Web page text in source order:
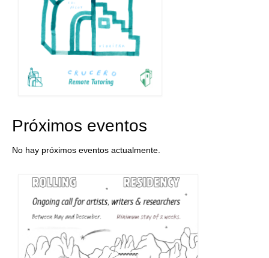
Próximos eventos
No hay próximos eventos actualmente.